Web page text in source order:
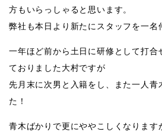
方もいらっしゃると思います。
弊社も本日より新たにスタッフを一名
一年ほど前から土日に研修として打合
ておりました大村ですが
先月末に次男と入籍をし、また一人青
た！
青木ばかりで更にややこしくなります